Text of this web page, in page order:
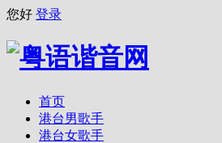
您好 登录
首页
港台男歌手
港台女歌手